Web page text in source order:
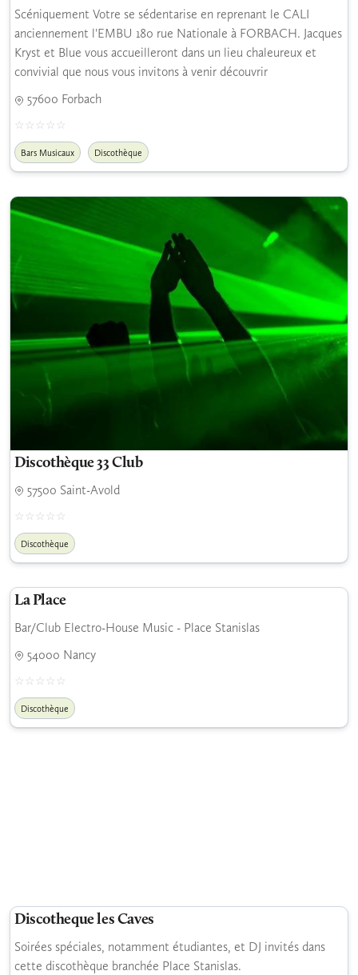
Scéniquement Votre se sédentarise en reprenant le CALI
anciennement l'EMBU 180 rue Nationale à FORBACH. Jacques
Kryst et Blue vous accueilleront dans un lieu chaleureux et
convivial que nous vous invitons à venir découvrir
57600 Forbach
Bars Musicaux Discothèque
Discothèque 33 Club
57500 Saint-Avold
Discothèque
La Place
Bar/Club Electro-House Music - Place Stanislas
54000 Nancy
Discothèque
Discotheque les Caves
Soirées spéciales, notamment étudiantes, et DJ invités dans
cette discothèque branchée Place Stanislas.